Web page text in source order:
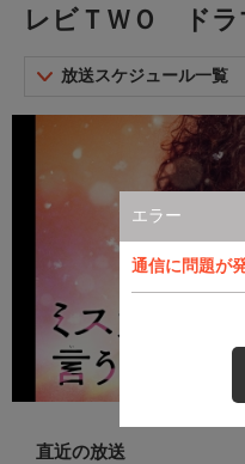
エラー
通信に問題が
レビＴＷＯ ドラ
放送スケジュール一覧
直近の放送